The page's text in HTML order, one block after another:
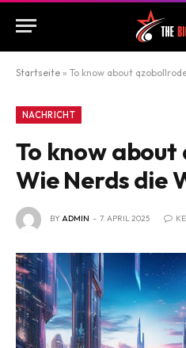
Startseite » To know about
NACHRICHT
To know
Wie Nerds die
BYADMIN 7. APRIL 2025